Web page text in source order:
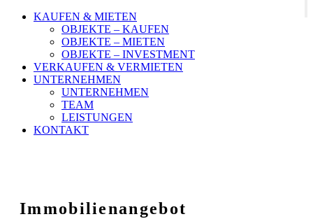
KAUFEN & MIETEN
OBJEKTE – KAUFEN
OBJEKTE – MIETEN
OBJEKTE – INVESTMENT
VERKAUFEN & VERMIETEN
UNTERNEHMEN
UNTERNEHMEN
TEAM
LEISTUNGEN
KONTAKT
Immobilien­angebot